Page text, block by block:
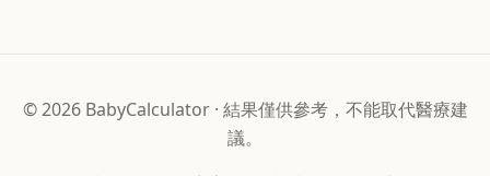
©2026 BabyCalculator· 結果僅供參考，不能取代醫療建
議。